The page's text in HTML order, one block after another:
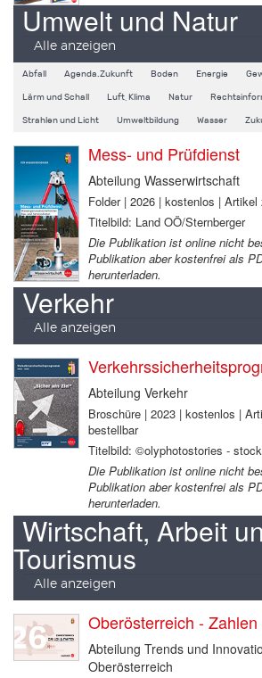
Umwelt und Natur
Alle anzeigen
Abfall Agenda.Zukunft Boden Energie
Lärm und Schall Luft, Klima Natur
Strahlen und Licht Umweltbildung Wasser
Mess- und Prüfdienst
Abteilung Wasserwirtschaft
Folder | 2026 | kostenlos |
Titelbild: Land OÖ/Sternberger
Die Publikation ist online nicht
Publikation aber kostenfrei als
herunterladen.
Verkehr
Alle anzeigen
Abteilung Verkehr
Broschüre | 2023 | kostenlos |
bestellbar
Titelbild: ©olyphotostories -
Die Publikation ist online nicht
Publikation aber kostenfrei als
herunterladen.
Wirtschaft, Arbeit
Tourismus
Alle anzeigen
Oberösterreich -
Abteilung Trends und
Oberösterreich